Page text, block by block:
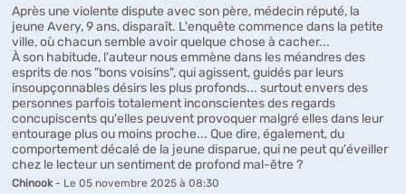
Après une violente dispute avec son père, médecin réputé, la
jeune Avery, 9 ans, disparaît. L'enquête commence dans la petite
ville, où chacun semble avoir quelque chose à cacher...
À son habitude, l'auteur nous emmène dans les méandres des
esprits de nos "bons voisins", qui agissent, guidés par leurs
insoupçonnables désirs les plus profonds... surtout envers des
personnes parfois totalement inconscientes des regards
concupiscents qu'elles peuvent provoquer malgré elles dans leur
entourage plus ou moins proche... Que dire, également, du
comportement décalé de la jeune disparue, qui ne peut qu'éveiller
chez le lecteur un sentiment de profond mal-être ?
Chinook - Le 05 novembre 2025 à 08:30